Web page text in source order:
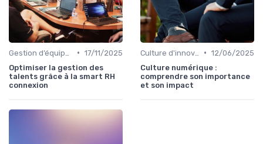
• 17/11/2025
Optimiser la gestion des
talents grâce à la smart RH
connexion
• 12/06/2025
Culture numérique :
comprendre son importance
et son impact